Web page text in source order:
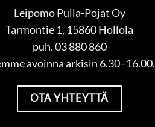
Leipomo Pulla-Pojat Oy
Tarmontie 1, 15860 Hollola
puh. 03 880 860
avoinna arkisin 6.30–16.00.
OTA YHTEYTTÄ